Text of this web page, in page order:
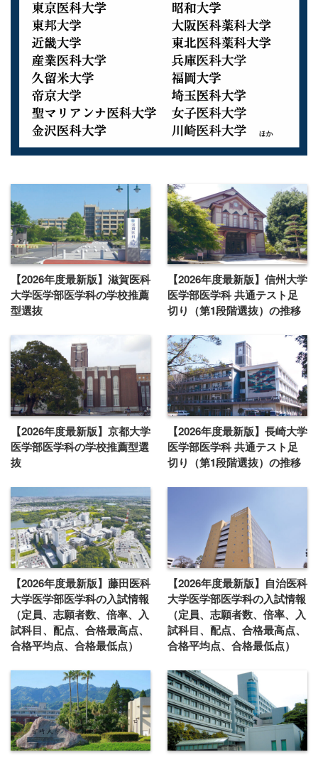
【2026年度最新版】滋賀医科
大学医学部医学科の学校推薦
型選抜
【2026年度最新版】信州大学
医学部医学科 共通テスト足
切り（第1段階選抜）の推移
【2026年度最新版】京都大学
医学部医学科の学校推薦型選
抜
【2026年度最新版】長崎大学
医学部医学科 共通テスト足
切り（第1段階選抜）の推移
【2026年度最新版】藤田医科
大学医学部医学科の入試情報
（定員、志願者数、倍率、入
試科目、配点、合格最高点、
合格平均点、合格最低点）
【2026年度最新版】自治医科
大学医学部医学科の入試情報
（定員、志願者数、倍率、入
試科目、配点、合格最高点、
合格平均点、合格最低点）